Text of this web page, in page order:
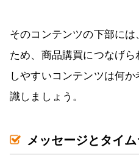
そのコンテンツの下部に
ため、商品購買につなげ
しやすいコンテンツは何
識しましょう。
メッセージとタイ